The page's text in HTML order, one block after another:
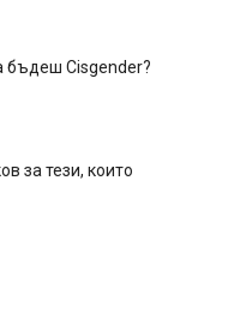
бъдеш Cisgender?
за тези, които